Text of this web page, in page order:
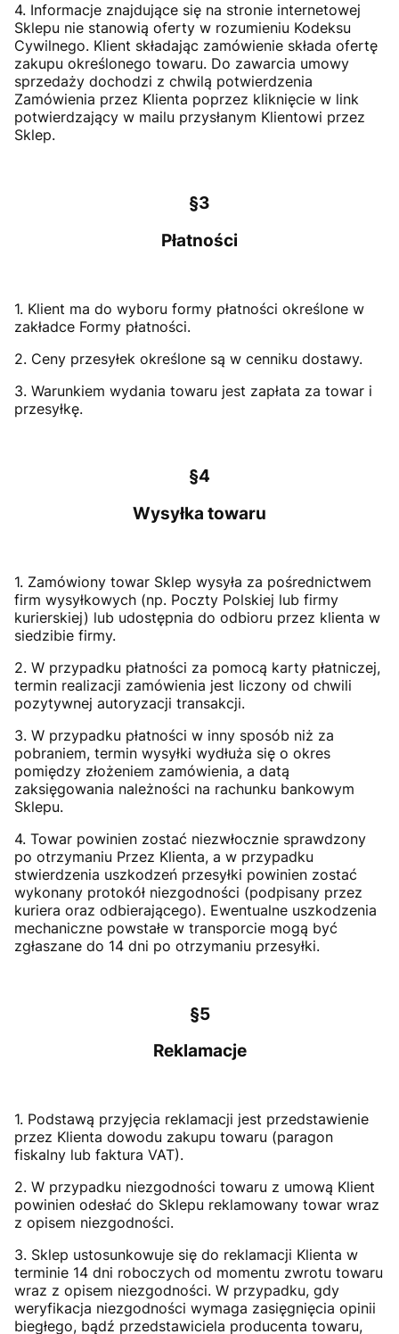
4. Informacje znajdujące się na stronie internetowej
Sklepu nie stanowią oferty w rozumieniu Kodeksu
Cywilnego. Klient składając zamówienie składa ofertę
zakupu określonego towaru. Do zawarcia umowy
sprzedaży dochodzi z chwilą potwierdzenia
Zamówienia przez Klienta poprzez kliknięcie w link
potwierdzający w mailu przysłanym Klientowi przez
Sklep.
§3
Płatności
1. Klient ma do wyboru formy płatności określone w
zakładce Formy płatności.
2. Ceny przesyłek określone są w cenniku dostawy.
3. Warunkiem wydania towaru jest zapłata za towar i
przesyłkę.
§4
Wysyłka towaru
1. Zamówiony towar Sklep wysyła za pośrednictwem
firm wysyłkowych (np. Poczty Polskiej lub firmy
kurierskiej) lub udostępnia do odbioru przez klienta w
siedzibie firmy.
2. W przypadku płatności za pomocą karty płatniczej,
termin realizacji zamówienia jest liczony od chwili
pozytywnej autoryzacji transakcji.
3. W przypadku płatności w inny sposób niż za
pobraniem, termin wysyłki wydłuża się o okres
pomiędzy złożeniem zamówienia, a datą
zaksięgowania należności na rachunku bankowym
Sklepu.
4. Towar powinien zostać niezwłocznie sprawdzony
po otrzymaniu Przez Klienta, a w przypadku
stwierdzenia uszkodzeń przesyłki powinien zostać
wykonany protokół niezgodności (podpisany przez
kuriera oraz odbierającego). Ewentualne uszkodzenia
mechaniczne powstałe w transporcie mogą być
zgłaszane do 14 dni po otrzymaniu przesyłki.
§5
Reklamacje
1. Podstawą przyjęcia reklamacji jest przedstawienie
przez Klienta dowodu zakupu towaru (paragon
fiskalny lub faktura VAT).
2. W przypadku niezgodności towaru z umową Klient
powinien odesłać do Sklepu reklamowany towar wraz
z opisem niezgodności.
3. Sklep ustosunkowuje się do reklamacji Klienta w
terminie 14 dni roboczych od momentu zwrotu towaru
wraz z opisem niezgodności. W przypadku, gdy
weryfikacja niezgodności wymaga zasięgnięcia opinii
biegłego, bądź przedstawiciela producenta towaru,